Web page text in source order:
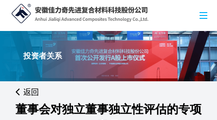
投资者关系
董事会对独立董事独立性评估的专项
返回